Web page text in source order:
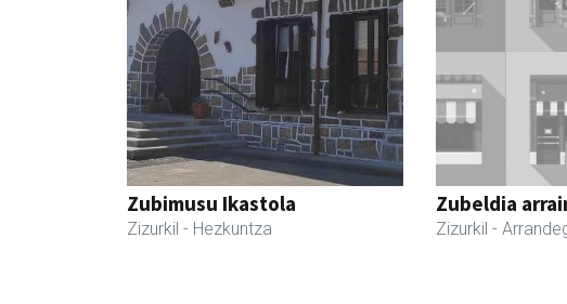
Zubimusu Ikastola
Zizurkil - Hezkuntza
Zubeldia
Zizurkil -